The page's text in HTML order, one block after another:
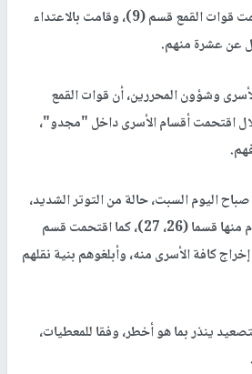
وفي سجن "مجدو"، اقتحمت قوات القمع قسم (9)، وقامت بالاعتداء
عن عشرة منهم.
وشؤون المحررين، أن قوات القمع
اقتحمت أقسام الأسرى داخل "مجدو"،
اليوم السبت، حالة من التوتر الشديد،
حيث جرى إغلاق عدة أقسام منها قسما (26، 27)، كما اقتحمت قسم
كافة الأسرى منه، وأبلغوهم بنية نقلهم
ينذر بما هو أخطر، وفقا للمعطيات،